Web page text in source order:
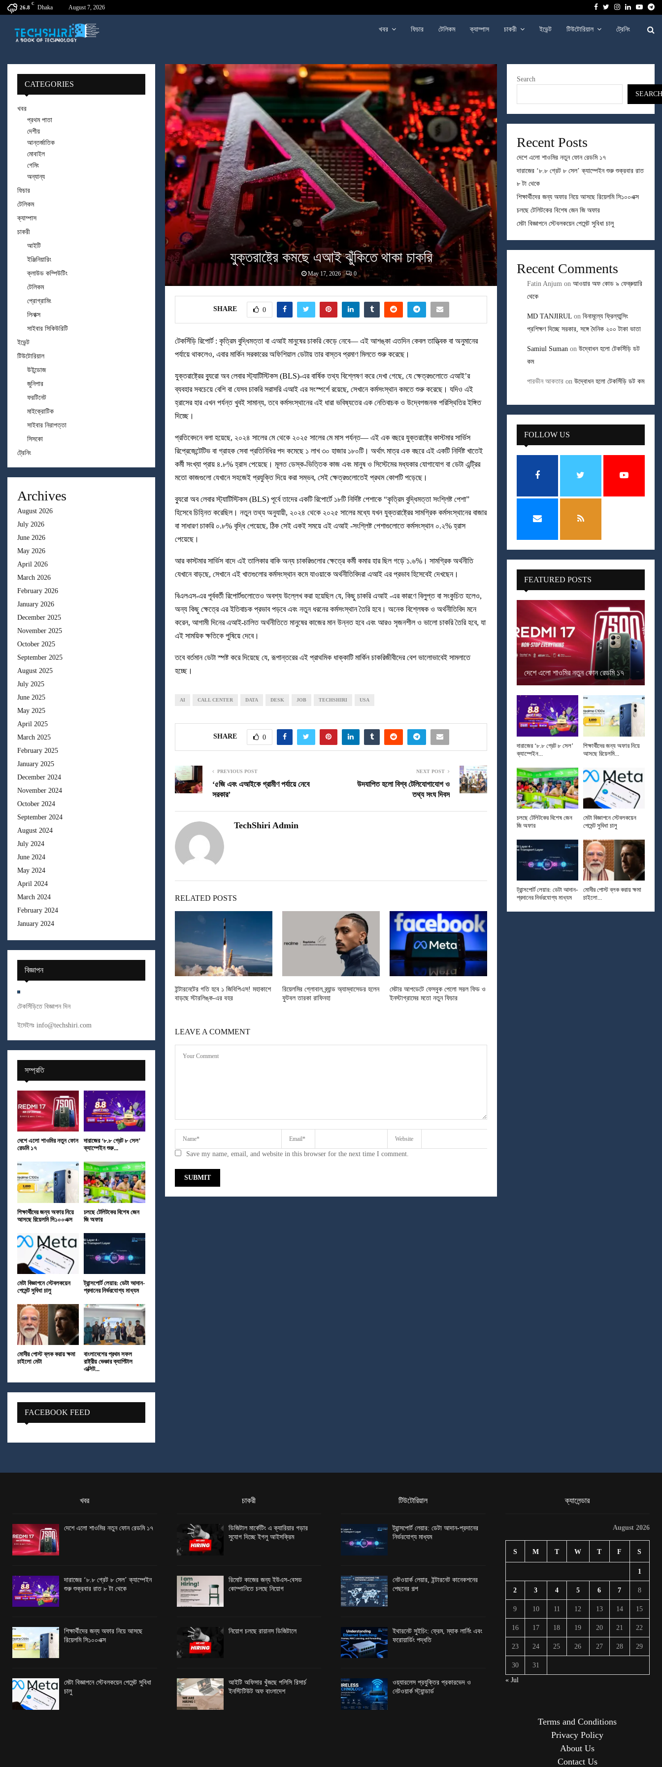
26.8
C
Dhaka August 7, 2026 FacebookTwitter
Instagram
Linkedin
খবর ফিচার টেলিকম ক্যাম্পাস চাকরী ইভেন্ট টিউটোরিয়াল ট্রেনিং
যুক্তরাষ্ট্রে কমছে এআই ঝুঁকিতে থাকা চাকরি
May 17, 2026 0
SHARE 0
টেকসিঁড়ি রিপোর্ট : কৃত্রিম বুদ্ধিমত্তা বা এআই মানুষের চাকরি কেড়ে নেবে— এই আশঙ্কা এতদিন কেবল তাত্ত্বিক বা অনুমানের
পর্যায়ে থাকলেও, এবার মার্কিন সরকারের অফিশিয়াল ডেটায় তার বাস্তব প্রমাণ মিলতে শুরু করেছে।
যুক্তরাষ্ট্রের ব্যুরো অব লেবার স্ট্যাটিস্টিকস (BLS)-এর বার্ষিক তথ্য বিশ্লেষণ করে দেখা গেছে, যে ক্ষেত্রগুলোতে এআই’র
ব্যবহার সবচেয়ে বেশি বা যেসব চাকরি সরাসরি এআই এর সংস্পর্শে রয়েছে, সেখানে কর্মসংস্থান কমতে শুরু করেছে। যদিও এই
হ্রাসের হার এখন পর্যন্ত খুবই সামান্য, তবে কর্মসংস্থানের এই ধারা ভবিষ্যতের এক নেতিবাচক ও উদ্বেগজনক পরিস্থিতির ইঙ্গিত
দিচ্ছে।
প্রতিবেদনে বলা হয়েছে, ২০২৪ সালের মে থেকে ২০২৫ সালের মে মাস পর্যন্ত— এই এক বছরে যুক্তরাষ্ট্রে কাস্টমার সার্ভিস
রিপ্রেজেন্টেটিভ বা গ্রাহক সেবা প্রতিনিধির পদ কমেছে ১ লাখ ৩০ হাজার ১৮০টি। অর্থাৎ মাত্র এক বছরে এই একটি নির্দিষ্ট খাতেই
কর্মী সংখ্যা প্রায় ৪.৮% হ্রাস পেয়েছে। মূলত ডেস্ক-ভিত্তিক কাজ এবং মানুষ ও সিস্টেমের মধ্যকার যোগাযোগ বা ডেটা এন্ট্রির
মতো কাজগুলো যেখানে সহজেই প্রযুক্তি দিয়ে করা সম্ভব, সেই ক্ষেত্রগুলোতেই প্রথম কোপটি পড়েছে।
ব্যুরো অব লেবার স্ট্যাটিস্টিকস (BLS) পূর্বে তাদের একটি রিপোর্টে ১৮টি নির্দিষ্ট পেশাকে “কৃত্রিম বুদ্ধিমত্তা সংশ্লিষ্ট পেশা”
হিসেবে চিহ্নিত করেছিল। নতুন তথ্য অনুযায়ী, ২০২৪ থেকে ২০২৫ সালের মধ্যে যখন যুক্তরাষ্ট্রের সামগ্রিক কর্মসংস্থানের বাজার
বা সাধারণ চাকরি ০.৮% বৃদ্ধি পেয়েছে, ঠিক সেই একই সময়ে এই এআই -সংশ্লিষ্ট পেশাগুলোতে কর্মসংস্থান ০.২% হ্রাস
পেয়েছে।
আর কাস্টমার সার্ভিস বাদে এই তালিকার বাকি অন্য চাকরিগুলোর ক্ষেত্রে কর্মী কমার হার ছিল গড়ে ১.৬%। সামগ্রিক অর্থনীতি
যেখানে বাড়ছে, সেখানে এই খাতগুলোর কর্মসংস্থান কমে যাওয়াকে অর্থনীতিবিদরা এআই এর প্রভাব হিসেবেই দেখছেন।
বিএলএস-এর পূর্ববর্তী রিপোর্টগুলোতেও অবশ্য উল্লেখ করা হয়েছিল যে, কিছু চাকরি এআই -এর কারণে বিলুপ্ত বা সংকুচিত হলেও,
অন্য কিছু ক্ষেত্রে এর ইতিবাচক প্রভাব পড়বে এবং নতুন ধরনের কর্মসংস্থান তৈরি হবে। অনেক বিশ্লেষক ও অর্থনীতিবিদ মনে
করেন, আগামী দিনের এআই-চালিত অর্থনীতিতে মানুষের কাজের মান উন্নত হবে এবং আরও সৃজনশীল ও ভালো চাকরি তৈরি হবে, যা
এই সাময়িক ক্ষতিকে পুষিয়ে দেবে।
তবে বর্তমান ডেটা স্পষ্ট করে দিয়েছে যে, রূপান্তরের এই প্রাথমিক ধাক্কাটি মার্কিন চাকরিজীবীদের বেশ ভালোভাবেই সামলাতে
হচ্ছে।
AI CALL CENTER DATA DESK JOB TECHSHIRI USA
SHARE 0
PREVIOUS POST
‘৫জি এবং এআইকে গ্রামীণ পর্যায়ে নেবে
সরকার’
NEXT POST
উদযাপিত হলো বিশ্ব টেলিযোগাযোগ ও
তথ্য সংঘ দিবস
TechShiri Admin
RELATED POSTS
ইন্টারনেটের গতি হবে ১ জিবিপিএস! মহাকাশে
বাড়ছে স্টারলিঙ্ক-এর বহর
রিয়েলমির গ্লোবাল ব্র্যান্ড অ্যাম্বাসেডর হলেন
ফুটবল তারকা রাফিনহা
মেটার আপডেটে ফেসবুক পেলো সরল ফিড ও
ইনস্টাগ্রামের মতো নতুন ফিচার
LEAVE A COMMENT
Save my name, email, and website in this browser for the next time I comment.
CATEGORIES
খবর
প্রথম পাতা
দেশীয়
আন্তর্জাতিক
মোবাইল
গেমিং
অন্যান্য
ফিচার
টেলিকম
ক্যাম্পাস
চাকরী
আইটি
ইঞ্জিনিয়ারিং
ক্লাউড কম্পিউটিং
টেলিকম
প্রোগ্রামিং
লিনাক্স
সাইবার সিকিউরিটি
ইভেন্ট
টিউটোরিয়াল
উইন্ডোজ
জুনিপার
ফরটিনেট
মাইক্রোটিক
সাইবার নিরাপত্তা
সিসকো
ট্রেনিং
Archives
August 2026
July 2026
June 2026
May 2026
April 2026
March 2026
February 2026
January 2026
December 2025
November 2025
October 2025
September 2025
August 2025
July 2025
June 2025
May 2025
April 2025
March 2025
February 2025
January 2025
December 2024
November 2024
October 2024
September 2024
August 2024
July 2024
June 2024
May 2024
April 2024
March 2024
February 2024
January 2024
বিজ্ঞাপন
টেকসিঁড়িতে বিজ্ঞাপন দিন
ইমেইলঃ info@techshiri.com
সম্প্রতি
দেশে এলো শাওমির নতুন ফোন
রেডমি ১৭
দারাজের ‘৮.৮ গ্রেট ৮ সেল’
ক্যাম্পেইন শুরু...
শিক্ষার্থীদের জন্য অফার নিয়ে
আসছে রিয়েলমি সি১০০এক্স
চলছে টেলিটকের বিশেষ জেন
জি অফার
মেটা বিজ্ঞাপনে স্টেবলকয়েন
পেমেন্ট সুবিধা চালু
ট্রান্সপোর্ট লেয়ার: ডেটা আদান-
প্রদানের নির্ভরযোগ্য মাধ্যম
মোদীর পোস্ট ব্লক করায় ক্ষমা
চাইলো মেটা
বাংলাদেশের প্রথম সফল
রাষ্ট্রীয় ভেঞ্চার ক্যাপিটাল
এক্সিট...
FACEBOOK FEED
Search
SEARCH
Recent Posts
দেশে এলো শাওমির নতুন ফোন রেডমি ১৭
দারাজের ‘৮.৮ গ্রেট ৮ সেল’ ক্যাম্পেইন শুরু শুক্রবার রাত
৮ টা থেকে
শিক্ষার্থীদের জন্য অফার নিয়ে আসছে রিয়েলমি সি১০০এক্স
চলছে টেলিটকের বিশেষ জেন জি অফার
মেটা বিজ্ঞাপনে স্টেবলকয়েন পেমেন্ট সুবিধা চালু
Recent Comments
Fatin Anjum on আওয়ার অফ কোড ৯ ফেব্রুয়ারি
থেকে
MD TANJIRUL on বিনামূল্যে ফ্রিল্যান্সিং
প্রশিক্ষণ দিচ্ছে সরকার, সঙ্গে দৈনিক ২০০ টাকা ভাতা
Samiul Suman on উদ্বোধন হলো টেকসিঁড়ি ডট
কম
পারভীন আকতার on উদ্বোধন হলো টেকসিঁড়ি ডট কম
FOLLOW US
FEATURED POSTS
দেশে এলো শাওমির নতুন ফোন রেডমি ১৭
দারাজের ‘৮.৮ গ্রেট ৮ সেল’
ক্যাম্পেইন...
শিক্ষার্থীদের জন্য অফার নিয়ে
আসছে রিয়েলমি...
চলছে টেলিটকের বিশেষ জেন
জি অফার
মেটা বিজ্ঞাপনে স্টেবলকয়েন
পেমেন্ট সুবিধা চালু
ট্রান্সপোর্ট লেয়ার: ডেটা আদান-
প্রদানের নির্ভরযোগ্য মাধ্যম
মোদীর পোস্ট ব্লক করায় ক্ষমা
চাইলো...
খবর
দেশে এলো শাওমির নতুন ফোন রেডমি ১৭
দারাজের ‘৮.৮ গ্রেট ৮ সেল’ ক্যাম্পেইন
শুরু শুক্রবার রাত ৮ টা থেকে
শিক্ষার্থীদের জন্য অফার নিয়ে আসছে
রিয়েলমি সি১০০এক্স
মেটা বিজ্ঞাপনে স্টেবলকয়েন পেমেন্ট সুবিধা
চালু
চাকরী
ডিজিটাল মার্কেটিং এ ক্যারিয়ার গড়ার
সুযোগ দিচ্ছে ইগলু আইসক্রিম
রিমোট কাজের জন্য ইউএস-বেসড
কোম্পানিতে চলছে নিয়োগ
নিয়োগ চলছে রায়ানস ডিজিটালে
আইটি অফিসার খুঁজছে পলিসি রিসার্চ
ইনস্টিটিউট অফ বাংলাদেশ
টিউটোরিয়াল
ট্রান্সপোর্ট লেয়ার: ডেটা আদান-প্রদানের
নির্ভরযোগ্য মাধ্যম
নেটওয়ার্ক লেয়ার, ইন্টারনেট কানেকশনের
পেছনের গল্প
ইথারনেট সুইচিং: ফ্রেম, ম্যাক লার্নিং এবং
ফরোয়ার্ডিং পদ্ধতি
ওয়্যারলেস প্রযুক্তির প্রকারভেদ ও
নেটওয়ার্ক স্ট্যান্ডার্ড
ক্যালেন্ডার
August 2026
S M T W T F S
1
2 3 4 5 6 7 8
9 10 11 12 13 14 15
16 17 18 19 20 21 22
23 24 25 26 27 28 29
30
31
« Jul
Terms and Conditions
Privacy Policy
About Us
Contact Us